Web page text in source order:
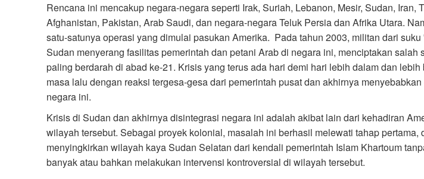
Rencana ini mencakup negara-negara seperti Irak, Suriah, Lebanon, Mesir, Sudan, Iran,
Afghanistan, Pakistan, Arab Saudi, dan negara-negara Teluk Persia dan Afrika Utara.
satu-satunya operasi yang dimulai pasukan Amerika. Pada tahun 2003, militan dari suku
Sudan menyerang fasilitas pemerintah dan petani Arab di negara ini, menciptakan salah
paling berdarah di abad ke-21. Krisis yang terus ada hari demi hari lebih dalam dan lebih
masa lalu dengan reaksi tergesa-gesa dari pemerintah pusat dan akhirnya
negara ini.
Krisis di Sudan dan akhirnya disintegrasi negara ini adalah akibat lain dari kehadiran
wilayah tersebut. Sebagai proyek kolonial, masalah ini berhasil melewati tahap pertama,
menyingkirkan wilayah kaya Sudan Selatan dari kendali pemerintah Islam Khartoum
banyak atau bahkan melakukan intervensi kontroversial di wilayah tersebut.